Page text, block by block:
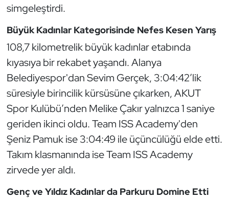
simgeleştirdi.
Büyük Kadınlar Kategorisinde Nefes Kesen Yarış
108,7 kilometrelik büyük kadınlar etabında
kıyasıya bir rekabet yaşandı. Alanya
Belediyespor'dan Sevim Gerçek, 3:04:42’lik
süresiyle birincilik kürsüsüne çıkarken, AKUT
Spor Kulübü’nden Melike Çakır yalnızca 1 saniye
geriden ikinci oldu. Team ISS Academy'den
Şeniz Pamuk ise 3:04:49 ile üçüncülüğü elde etti.
Takım klasmanında ise Team ISS Academy
zirvede yer aldı.
Genç ve Yıldız Kadınlar da Parkuru Domine Etti
Kayak
Kick Boks
Kürek
Modern Pentatlon
Motor Sporları
Muay Thai